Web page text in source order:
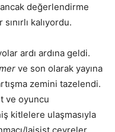
değerlendirme
kalıyordu.
ardı ardına geldi.
ve son olarak yayına
zemini tazelendi.
ve oyuncu
kitlelere ulaşmasıyla
laisist çevreler